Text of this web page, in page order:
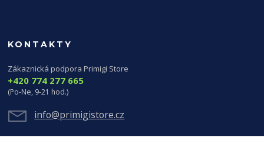
KONTAKTY
Zákaznická podpora Primigi Store
+420 774 277 665
(Po-Ne, 9-21 hod.)
info@primigistore.cz